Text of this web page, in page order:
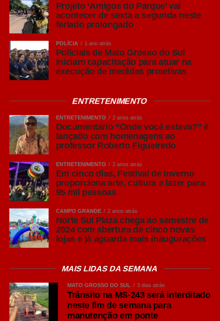
Projeto ‘Amigos do Parque’ vai
acontecer de sexta a segunda neste
feriado prolongado
POLÍCIA 1 ano atrás
Policiais de Mato Grosso do Sul
iniciam capacitação para atuar na
execução de medidas protetivas
ENTRETENIMENTO
ENTRETENIMENTO 2 anos atrás
Documentário “Onde você estava?” é
lançado com homenagens ao
professor Roberto Figueiredo
ENTRETENIMENTO 2 anos atrás
Em cinco dias, Festival de Inverno
proporciona arte, cultura e lazer para
95 mil pessoas
CAMPO GRANDE 2 anos atrás
Norte Sul Plaza chega ao semestre de
2024 com abertura de cinco novas
lojas e já aguarda mais inaugurações
MAIS LIDAS DA SEMANA
MATO GROSSO DO SUL 3 dias atrás
Trânsito na MS-243 será interditado
neste fim de semana para
manutenção em ponte